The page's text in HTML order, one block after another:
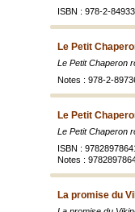
ISBN : 978-2-
Le Petit
Le Petit Chaperon
Notes : 978-2-
Le Petit
Le Petit Chaperon
ISBN :
Notes :
La promise du